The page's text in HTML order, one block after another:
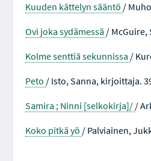
Kuuden kättelyn sääntö /
Ovi joka sydämessä / McGuire,
Kolme senttiä sekunnissa /
Peto / Isto, Sanna, kirjoittaja.
Samira ; Ninni [selkokirja]/ /
Koko pitkä yö / Palviainen,